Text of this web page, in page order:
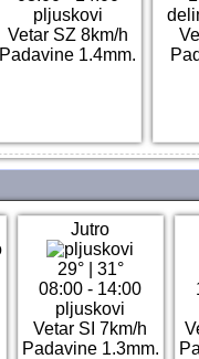
pljuskovi
Vetar SZ 8km/h
Padavine 1.4mm.
Jutro
29°| 31°
08:00 - 14:00
pljuskovi
Vetar SI 7km/h
Padavine 1.3mm.